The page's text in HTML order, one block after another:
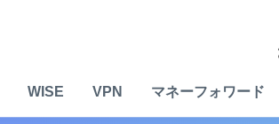
WISE VPN マネーフォワード